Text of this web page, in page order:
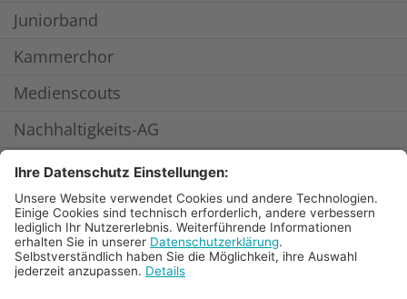
Juniorband
Kammerchor
Medienscouts
Nachhaltigkeits-AG
Radio-AG
Robo-AG
Schach-AG
Schulsanitäter